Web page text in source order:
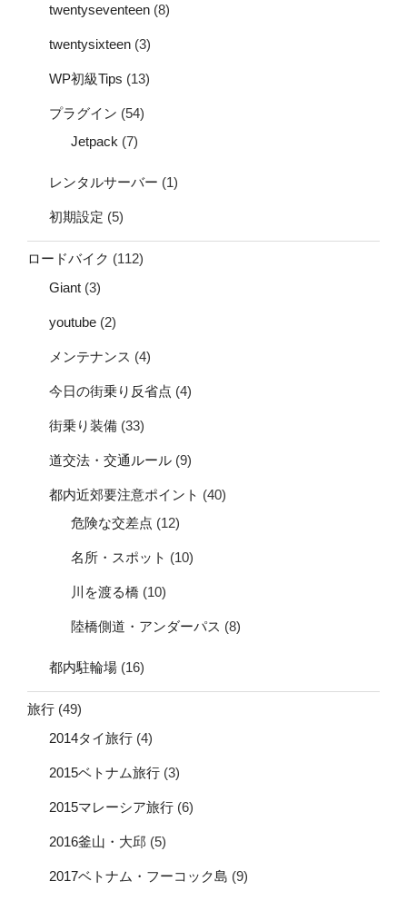
twentyseventeen (8)
twentysixteen (3)
WP初級Tips (13)
プラグイン (54)
Jetpack (7)
レンタルサーバー (1)
初期設定 (5)
ロードバイク (112)
Giant (3)
youtube (2)
メンテナンス (4)
今日の街乗り反省点 (4)
街乗り装備 (33)
道交法・交通ルール (9)
都内近郊要注意ポイント (40)
危険な交差点 (12)
名所・スポット (10)
川を渡る橋 (10)
陸橋側道・アンダーパス (8)
都内駐輪場 (16)
旅行 (49)
2014タイ旅行 (4)
2015ベトナム旅行 (3)
2015マレーシア旅行 (6)
2016釜山・大邱 (5)
2017ベトナム・フーコック島 (9)